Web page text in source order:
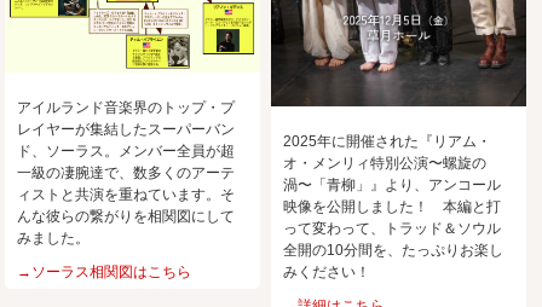
アイルランド音楽界のトップ・プ
レイヤーが集結したスーパーバン
ド、ソーラス。メンバー全員が超
一級の凄腕達で、数多くのアーテ
ィストと共演を重ねています。そ
んな彼らの繋がりを相関図にして
みました。
→ソーラス相関図はこちら
2025年に開催された『リアム・
オ・メンリィ特別公演〜螺旋の
渦〜「青柳」』より、アンコール
映像を公開しました！ 本編と打
って変わって、トラッド＆ソウル
全開の10分間を、たっぷりお楽し
みください！